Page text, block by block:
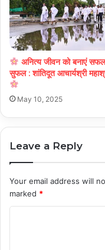
अनित्य जीवन को बनाएं
सुफल : शांतिदूत आचार्यश्री
May 10, 2025
Leave a Reply
Your email address will
marked *